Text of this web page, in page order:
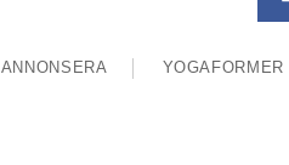
ANNONSERA YOGAFORMER